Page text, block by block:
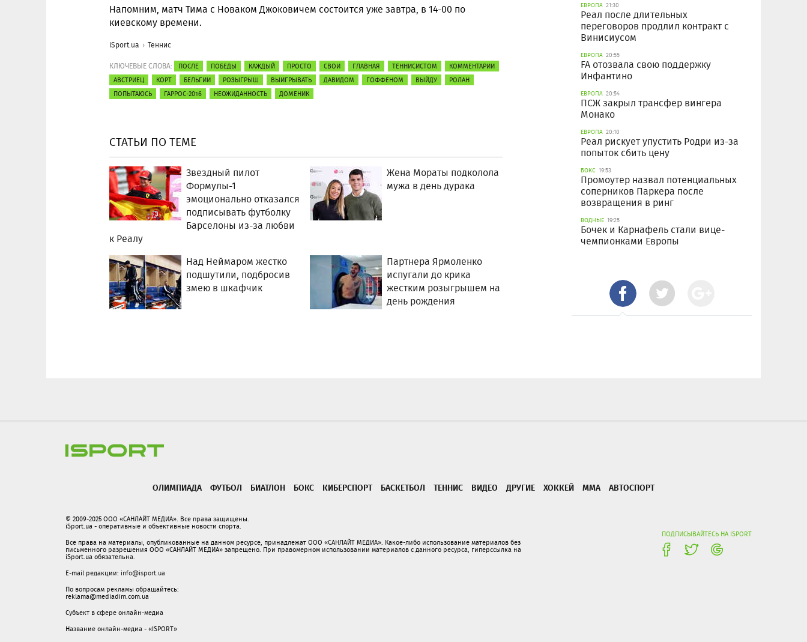
Напомним, матч Тима с Новаком Джоковичем состоится уже завтра, в 14-00 по
киевскому времени.
iSport.ua Теннис
КЛЮЧЕВЫЕ СЛОВА: ПОСЛЕ ПОБЕДЫ КАЖДЫЙ ПРОСТО СВОИ ГЛАВНАЯ ТЕННИСИСТОМ
КОММЕНТАРИИ
АВСТРИЕЦ
КОРТ БЕЛЬГИИ РОЗЫГРЫШ ВЫИГРЫВАТЬ ДАВИДОМ ГОФФЕНОМ ВЫЙДУ
РОЛАН
ПОПЫТАЮСЬ
ГАРРОС-2016 НЕОЖИДАННОСТЬ ДОМЕНИК
СТАТЬИ ПО ТЕМЕ
Звездный пилот
Формулы-1
эмоционально отказался
подписывать футболку
Барселоны из-за любви
к Реалу
Жена Мораты подколола
мужа в день дурака
Над Неймаром жестко
подшутили, подбросив
змею в шкафчик
Партнера Ярмоленко
испугали до крика
жестким розыгрышем на
день рождения
ЕВРОПА 21:30
Реал после длительных
переговоров продлил контракт с
Винисиусом
ЕВРОПА 20:55
FA отозвала свою поддержку
Инфантино
ЕВРОПА 20:54
ПСЖ закрыл трансфер вингера
Монако
ЕВРОПА 20:10
Реал рискует упустить Родри из-за
попыток сбить цену
БОКС 19:53
Промоутер назвал потенциальных
соперников Паркера после
возвращения в ринг
ВОДНЫЕ 19:25
Бочек и Карнафель стали вице-
чемпионками Европы
ОЛИМПИАДА ФУТБОЛ БИАТЛОН БОКС КИБЕРСПОРТ БАСКЕТБОЛ ТЕННИС ВИДЕО ДРУГИЕ ХОККЕЙ ММА АВТОСПОРТ
ПОДПИСЫВАЙТЕСЬ НА ISPORT
© 2009-2025 ООО «САНЛАЙТ МЕДИА». Все права защищены.
iSport.ua - оперативные и объективные новости спорта.
Все права на материалы, опубликованные на данном ресурсе, принадлежат ООО «САНЛАЙТ МЕДИА». Какое-либо использование материалов без
письменного разрешения ООО «САНЛАЙТ МЕДИА» запрещено. При правомерном использовании материалов с данного ресурса, гиперссылка на
iSport.ua обязательна.
E-mail редакции: info@isport.ua
По вопросам рекламы обращайтесь:
reklama@mediadim.com.ua
Субъект в сфере онлайн-медиа
Название онлайн-медиа - «ISPORT»